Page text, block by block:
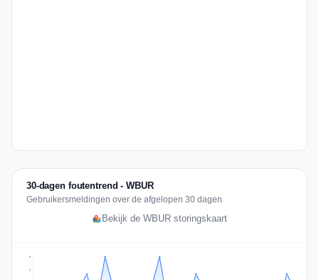
30-dagen foutentrend - WBUR
Gebruikersmeldingen over de afgelopen 30 dagen
Bekijk de WBUR storingskaart
2
3